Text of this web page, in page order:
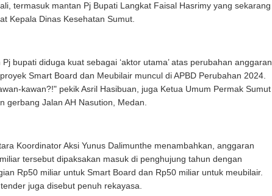
termasuk mantan Pj Bupati Langkat Faisal Hasrimy yang sekarang
Kepala Dinas Kesehatan Sumut.
Pj bupati diduga kuat sebagai ‘aktor utama’ atas perubahan anggaran
Smart Board dan Meubilair muncul di APBD Perubahan 2024.
kawan?!" pekik Asril Hasibuan, juga Ketua Umum Permak Sumut
gerbang Jalan AH Nasution, Medan.
Koordinator Aksi Yunus Dalimunthe menambahkan, anggaran
tersebut dipaksakan masuk di penghujung tahun dengan
Rp50 miliar untuk Smart Board dan Rp50 miliar untuk meubilair.
juga disebut penuh rekayasa.